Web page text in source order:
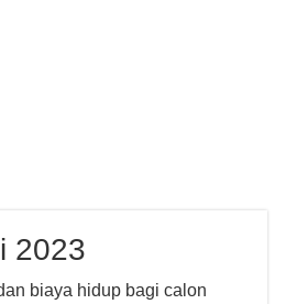
2023
biaya hidup bagi calon